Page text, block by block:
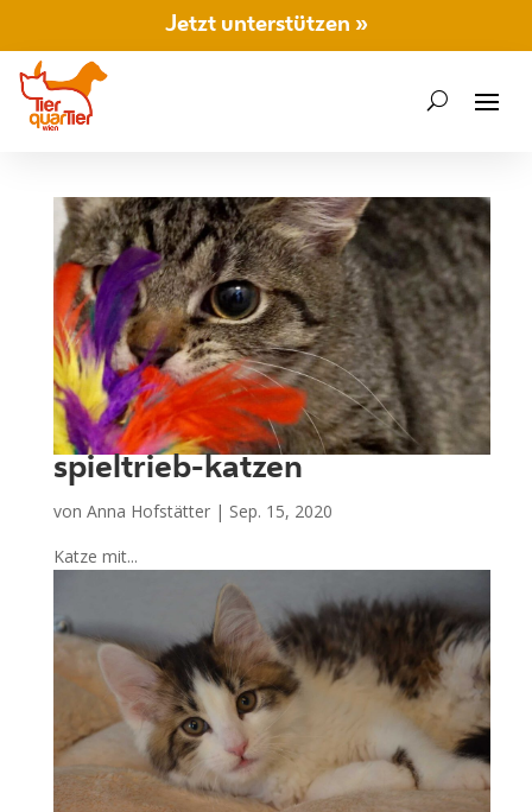
Jetzt unterstützen »
spieltrieb-katzen
von Anna Hofstätter| Sep. 15, 2020
Katze mit...